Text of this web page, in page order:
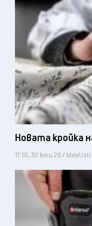
Новата кройка
11:10, 30 юли 26 / Idealisti